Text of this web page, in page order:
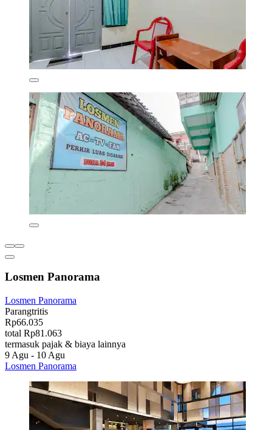
Losmen Panorama
Losmen Panorama
Parangtritis
Rp66.035
total Rp81.063
termasuk pajak & biaya lainnya
9 Agu - 10 Agu
Losmen Panorama